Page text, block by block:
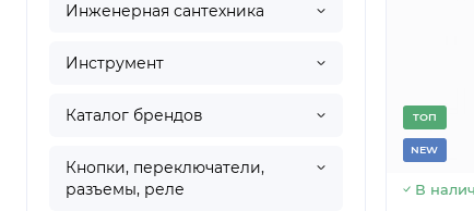
Инженерная сантехника
Инструмент
Каталог брендов
Кнопки, переключатели,
разъемы, реле
TОП
NEW
В